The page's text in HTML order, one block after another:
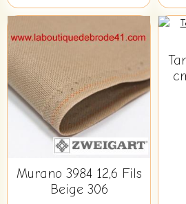
Murano 3984 12,6 Fils
Beige 306